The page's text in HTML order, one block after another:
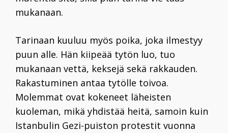
mukanaan.
Tarinaan kuuluu myös poika, joka ilmestyy
puun alle. Hän kiipeää tytön luo, tuo
mukanaan vettä, keksejä sekä rakkauden.
Rakastuminen antaa tytölle toivoa.
Molemmat ovat kokeneet läheisten
kuoleman, mikä yhdistää heitä, samoin kuin
Istanbulin Gezi-puiston protestit vuonna